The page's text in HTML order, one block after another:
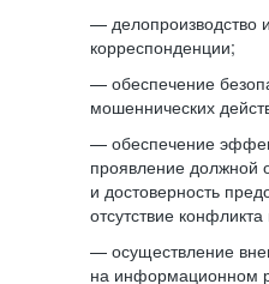
— делопроизводство
корреспонденции;
— обеспечение
мошеннических
— обеспечение
проявление должной
и достоверность
отсутствие
— осуществление
на информационном